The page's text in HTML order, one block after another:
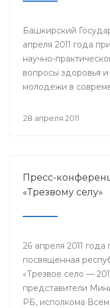
Башкирский
апреля 2011 года
научно-
вопросы здоровья
молодежи в
28 апреля 2011
Пресс-
«Трезвому селу»
26 апреля 2011
посвященная
«Трезвое село —
представители
РБ, исполкома